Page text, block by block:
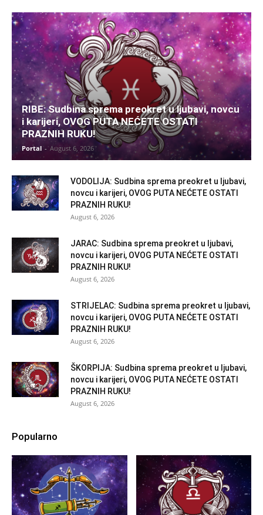
RIBE: Sudbina sprema preokret u ljubavi, novcu
i karijeri, OVOG PUTA NEĆETE OSTATI
PRAZNIH RUKU!
Portal - August 6, 2026
VODOLIJA: Sudbina sprema preokret u ljubavi,
novcu i karijeri, OVOG PUTA NEĆETE OSTATI
PRAZNIH RUKU!
August 6, 2026
JARAC: Sudbina sprema preokret u ljubavi,
novcu i karijeri, OVOG PUTA NEĆETE OSTATI
PRAZNIH RUKU!
August 6, 2026
STRIJELAC: Sudbina sprema preokret u ljubavi,
novcu i karijeri, OVOG PUTA NEĆETE OSTATI
PRAZNIH RUKU!
August 6, 2026
ŠKORPIJA: Sudbina sprema preokret u ljubavi,
novcu i karijeri, OVOG PUTA NEĆETE OSTATI
PRAZNIH RUKU!
August 6, 2026
Popularno